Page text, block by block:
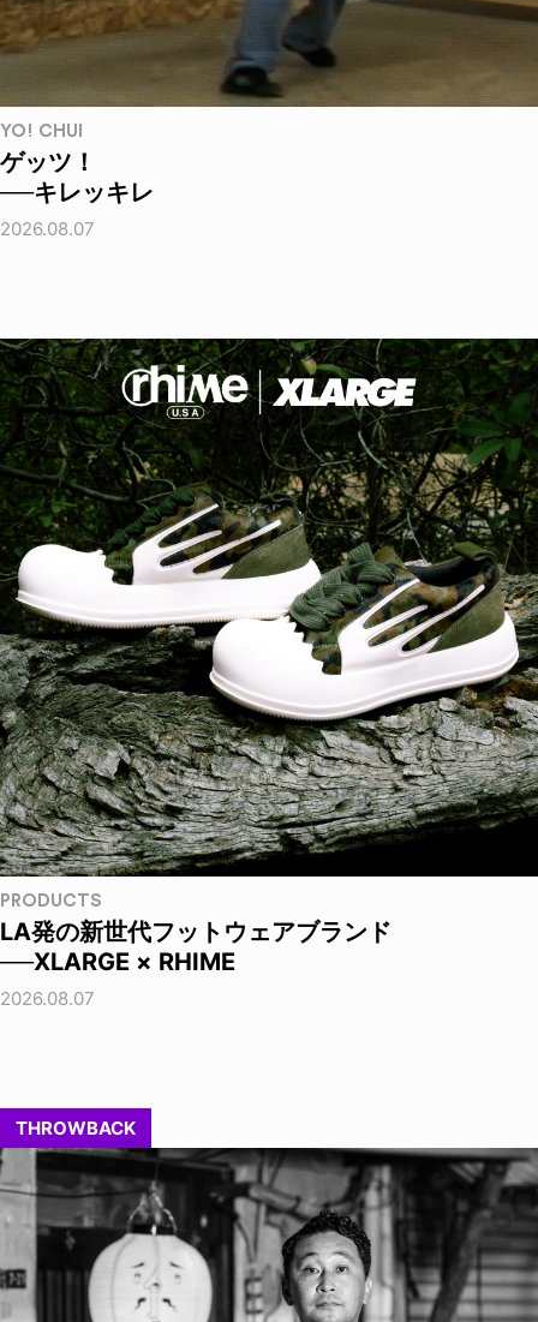
YO! CHUI
ゲッツ！
──キレッキレ
2026.08.07
PRODUCTS
LA発の新世代フットウェアブランド
──XLARGE × RHIME
2026.08.07
THROWBACK